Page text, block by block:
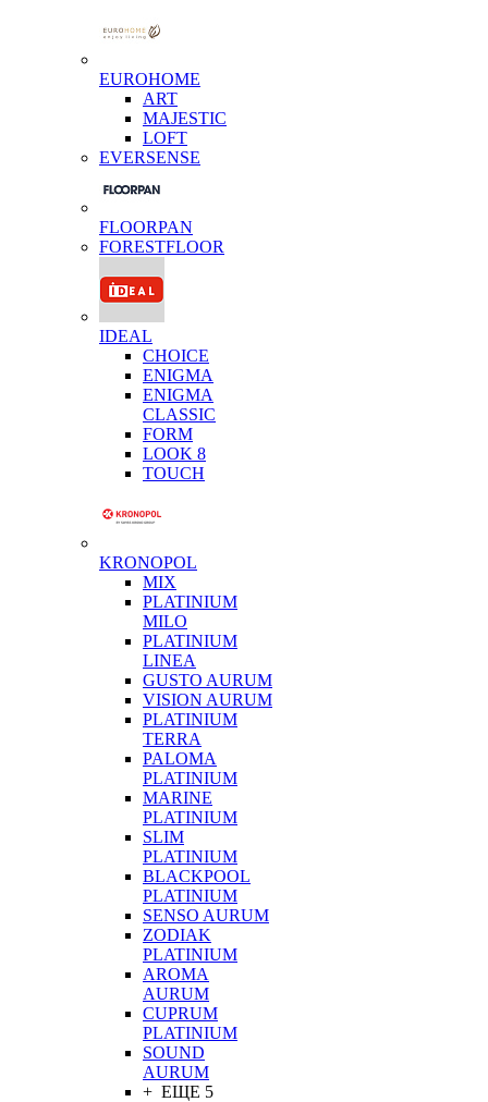
EUROHOME
ART
MAJESTIC
LOFT
EVERSENSE
FLOORPAN
FORESTFLOOR
IDEAL
CHOICE
ENIGMA
ENIGMA
CLASSIC
FORM
LOOK 8
TOUCH
KRONOPOL
MIX
PLATINIUM
MILO
PLATINIUM
LINEA
GUSTO AURUM
VISION AURUM
PLATINIUM
TERRA
PALOMA
PLATINIUM
MARINE
PLATINIUM
SLIM
PLATINIUM
BLACKPOOL
PLATINIUM
SENSO AURUM
ZODIAK
PLATINIUM
AROMA
AURUM
CUPRUM
PLATINIUM
SOUND
AURUM
+ ЕЩЕ 5